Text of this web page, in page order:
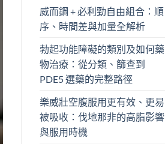
威而鋼 + 必利勁自由組合：順
序、時間差與加量全解析
勃起功能障礙的類別及如何藥
物治療：從分類、篩查到
PDE5 選藥的完整路徑
樂威壯空腹服用更有效、更易
被吸收：伐地那非的高脂影響
與服用時機